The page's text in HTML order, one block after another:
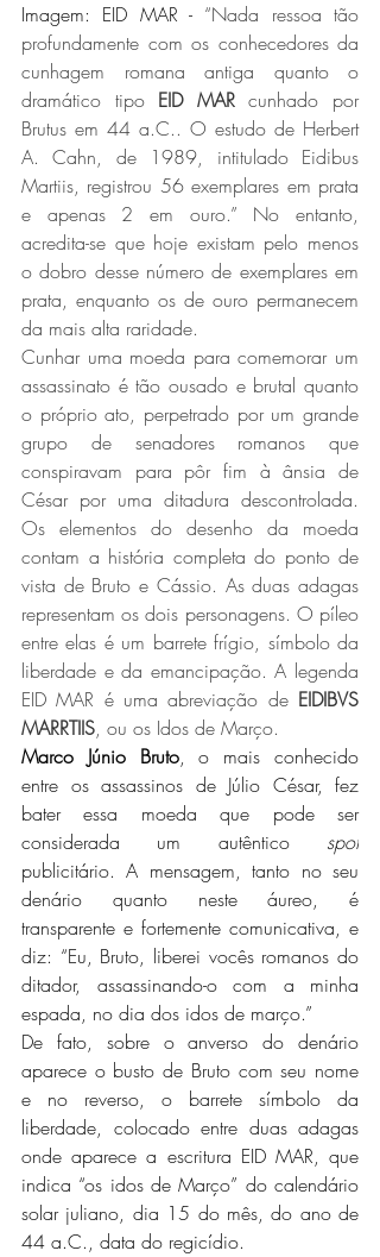
Imagem: EID MAR - “Nada ressoa tão
profundamente com os conhecedores da
cunhagem romana antiga quanto o
dramático tipo EID MAR cunhado por
Brutus em 44 a.C.. O estudo de Herbert
A. Cahn, de 1989, intitulado Eidibus
Martiis, registrou 56 exemplares em prata
e apenas 2 em ouro.” No entanto,
acredita-se que hoje existam pelo menos
o dobro desse número de exemplares em
prata, enquanto os de ouro permanecem
da mais alta raridade.
Cunhar uma moeda para comemorar um
assassinato é tão ousado e brutal quanto
o próprio ato, perpetrado por um grande
grupo de senadores romanos que
conspiravam para pôr fim à ânsia de
César por uma ditadura descontrolada.
Os elementos do desenho da moeda
contam a história completa do ponto de
vista de Bruto e Cássio. As duas adagas
representam os dois personagens. O píleo
entre elas é um barrete frígio, símbolo da
liberdade e da emancipação. A legenda
EID MAR é uma abreviação de EIDIBVS
MARRTIIS, ou os Idos de Março.
Marco Júnio Bruto, o mais conhecido
entre os assassinos de Júlio César, fez
bater essa moeda que pode ser
considerada um autêntico spot
publicitário. A mensagem, tanto no seu
denário quanto neste áureo, é
transparente e fortemente comunicativa, e
diz: “Eu, Bruto, liberei vocês romanos do
ditador, assassinando-o com a minha
espada, no dia dos idos de março.”
De fato, sobre o anverso do denário
aparece o busto de Bruto com seu nome
e no reverso, o barrete símbolo da
liberdade, colocado entre duas adagas
onde aparece a escritura EID MAR, que
indica “os idos de Março” do calendário
solar juliano, dia 15 do mês, do ano de
44 a.C., data do regicídio.